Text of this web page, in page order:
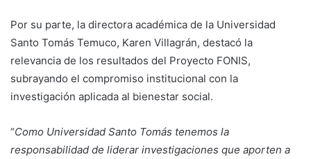
Por su parte, la directora académica de la Universidad
Santo Tomás Temuco, Karen Villagrán, destacó la
relevancia de los resultados del Proyecto FONIS,
subrayando el compromiso institucional con la
investigación aplicada al bienestar social.
“Como Universidad Santo Tomás tenemos la
responsabilidad de liderar investigaciones que aporten a